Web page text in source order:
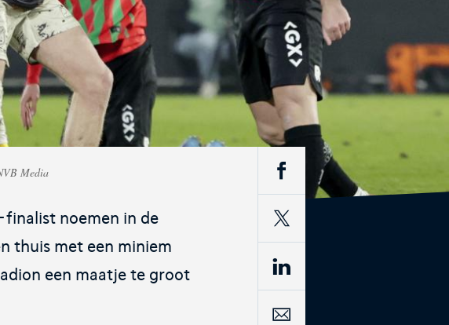
Dugout
Media
finalist noemen in de
thuis met een miniem
een maatje te groot